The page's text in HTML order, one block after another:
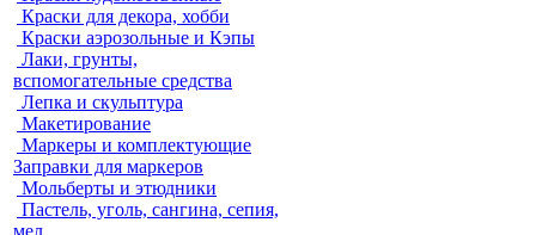
Краски для декора, хобби
Краски аэрозольные и Кэпы
Лаки, грунты,
вспомогательные средства
Лепка и скульптура
Макетирование
Маркеры и комплектующие
Заправки для маркеров
Мольберты и этюдники
Пастель, уголь, сангина, сепия,
мел